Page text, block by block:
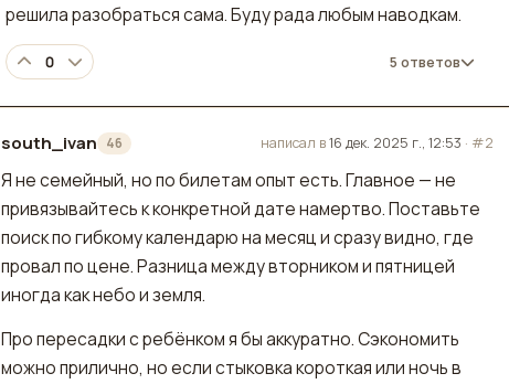
решила разобраться сама. Буду рада любым наводкам.
0 5 ответов
south_ivan 46
отредактировано написал в16 дек. 2025 г., 12:53 · #2
Я не семейный, но по билетам опыт есть. Главное — не
привязывайтесь к конкретной дате намертво. Поставьте
поиск по гибкому календарю на месяц и сразу видно, где
провал по цене. Разница между вторником и пятницей
иногда как небо и земля.
Про пересадки с ребёнком я бы аккуратно. Сэкономить
можно прилично, но если стыковка короткая или ночь в